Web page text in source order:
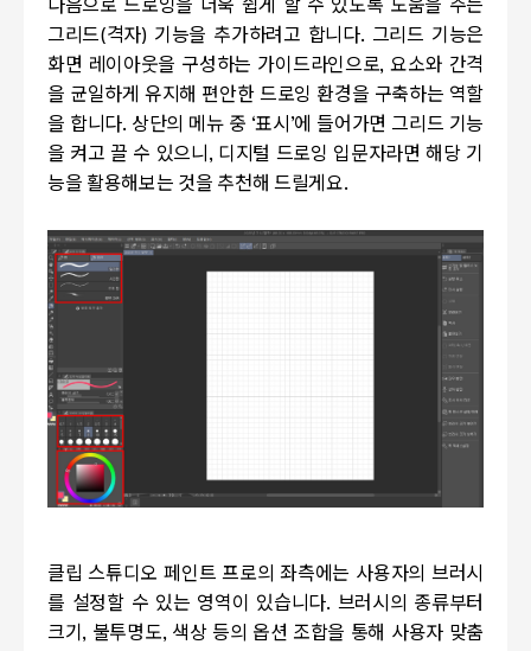
다음으로 드로잉을 더욱 쉽게 할 수 있도록 도움을 주는
그리드(격자) 기능을 추가하려고 합니다. 그리드 기능은
화면 레이아웃을 구성하는 가이드라인으로,요소와 간격
을 균일하게 유지해 편안한 드로잉 환경을 구축하는 역할
을 합니다. 상단의 메뉴 중 ‘표시’에 들어가면 그리드 기능
을 켜고 끌 수 있으니, 디지털 드로잉 입문자라면 해당 기
능을 활용해보는 것을 추천해 드릴게요.
클립 스튜디오 페인트 프로의 좌측에는 사용자의 브러시
를 설정할 수 있는 영역이 있습니다. 브러시의 종류부터
크기, 불투명도, 색상 등의 옵션 조합을 통해 사용자 맞춤